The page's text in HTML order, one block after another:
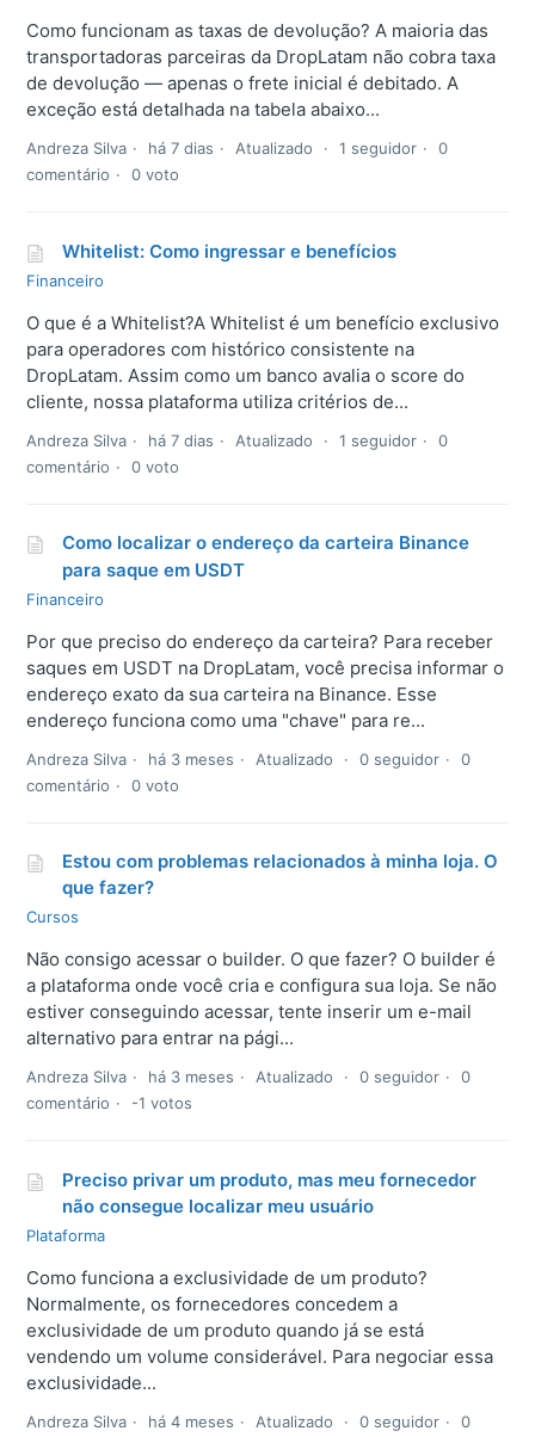
Como funcionam as taxas de devolução? A maioria das
transportadoras parceiras da DropLatam não cobra taxa
de devolução — apenas o frete inicial é debitado. A
exceção está detalhada na tabela abaixo...
Andreza Silva há 7 dias Atualizado 1 seguidor
0
comentário
0 voto
Whitelist: Como ingressar e benefícios
Financeiro
O que é a Whitelist?A Whitelist é um benefício exclusivo
para operadores com histórico consistente na
DropLatam. Assim como um banco avalia o score do
cliente, nossa plataforma utiliza critérios de...
Andreza Silva há 7 dias Atualizado 1 seguidor
0
comentário
0 voto
Como localizar o endereço da carteira Binance
para saque em USDT
Financeiro
Por que preciso do endereço da carteira? Para receber
saques em USDT na DropLatam, você precisa informar o
endereço exato da sua carteira na Binance. Esse
endereço funciona como uma "chave" para re...
Andreza Silva há 3 meses Atualizado 0 seguidor
0
comentário
0 voto
Estou com problemas relacionados à minha loja. O
que fazer?
Cursos
Não consigo acessar o builder. O que fazer? O builder é
a plataforma onde você cria e configura sua loja. Se não
estiver conseguindo acessar, tente inserir um e-mail
alternativo para entrar na pági...
Andreza Silva há 3 meses Atualizado 0 seguidor
0
comentário
-1 votos
Preciso privar um produto, mas meu fornecedor
não consegue localizar meu usuário
Plataforma
Como funciona a exclusividade de um produto?
Normalmente, os fornecedores concedem a
exclusividade de um produto quando já se está
vendendo um volume considerável. Para negociar essa
exclusividade...
Andreza Silva há 4 meses Atualizado 0 seguidor
0